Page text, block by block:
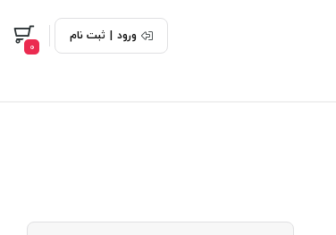
ورود | ثبت نام
0